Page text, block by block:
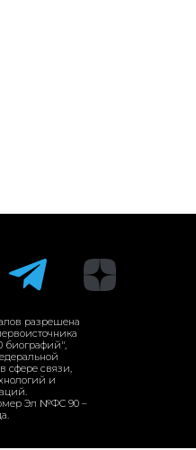
разрешена
биографий",
сфере связи,
и
Эл №ФС 90 –